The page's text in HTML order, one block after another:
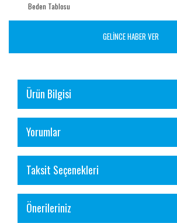
Beden Tablosu
GELİNCE HABER VER
Ürün Bilgisi
Yorumlar
Taksit Seçenekleri
Önerileriniz